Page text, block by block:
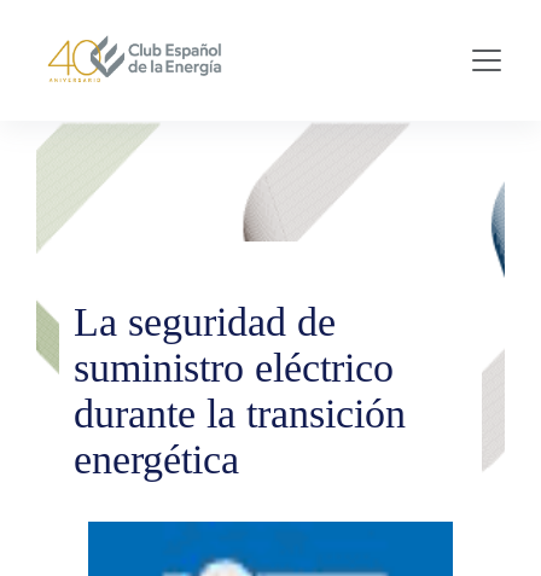
La seguridad de
suministro eléctrico
durante la transición
energética